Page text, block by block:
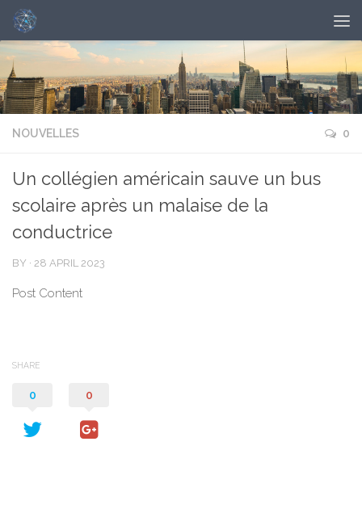
NOUVELLES 0
Un collégien américain sauve un bus
scolaire après un malaise de la
conductrice
BY · 28 APRIL 2023
Post Content
SHARE
0 0